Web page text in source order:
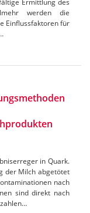
werden die
Einflussfaktoren für
in Quark.
der Milch abgetötet
nach
sind direkt nach